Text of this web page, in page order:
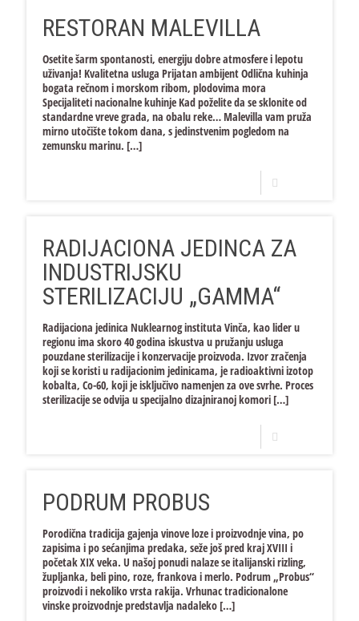
RESTORAN MALEVILLA
Osetite šarm spontanosti, energiju dobre atmosfere i lepotu
uživanja! Kvalitetna usluga Prijatan ambijent Odlična kuhinja
bogata rečnom i morskom ribom, plodovima mora
Specijaliteti nacionalne kuhinje Kad poželite da se sklonite od
standardne vreve grada, na obalu reke… Malevilla vam pruža
mirno utočište tokom dana, s jedinstvenim pogledom na
zemunsku marinu. […]
RADIJACIONA JEDINCA ZA
INDUSTRIJSKU
STERILIZACIJU „GAMMA“
Radijaciona jedinica Nuklearnog instituta Vinča, kao lider u
regionu ima skoro 40 godina iskustva u pružanju usluga
pouzdane sterilizacije i konzervacije proizvoda. Izvor zračenja
koji se koristi u radijacionim jedinicama, je radioaktivni izotop
kobalta, Co-60, koji je isključivo namenjen za ove svrhe. Proces
sterilizacije se odvija u specijalno dizajniranoj komori […]
PODRUM PROBUS
Porodična tradicija gajenja vinove loze i proizvodnje vina, po
zapisima i po sećanjima predaka, seže još pred kraj XVIII i
početak XIX veka. U našoj ponudi nalaze se italijanski rizling,
župljanka, beli pino, roze, frankova i merlo. Podrum „Probus“
proizvodi i nekoliko vrsta rakija. Vrhunac tradicionalone
vinske proizvodnje predstavlja nadaleko […]